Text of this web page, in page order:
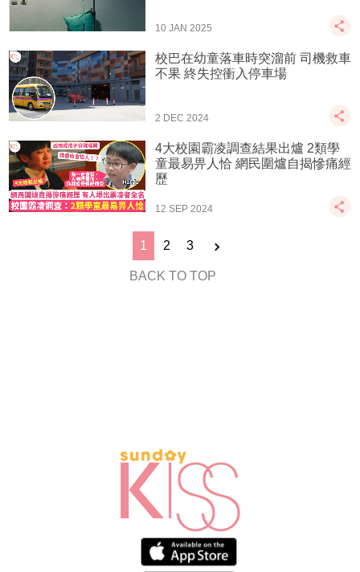
10 JAN 2025
校巴在幼童落車時突溜前 司機救車
不果 終失控衝入停車場
2 DEC 2024
4大校園霸凌調查結果出爐 2類學
童最易畀人恰 網民圍爐自揭慘痛經
歷
12 SEP 2024
1 2 3
BACK TO TOP